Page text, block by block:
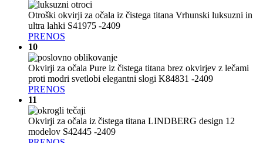
Otroški okvirji za očala iz čistega titana Vrhunski luksuzni in
ultra lahki S41975 -2409
PRENOS
10
Okvirji za očala Pure iz čistega titana brez okvirjev z lečami
proti modri svetlobi elegantni slogi K84831 -2409
PRENOS
11
Okvirji za očala iz čistega titana LINDBERG design 12
modelov S42445 -2409